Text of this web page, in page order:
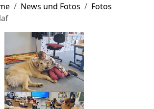
News und Fotos
Fotos